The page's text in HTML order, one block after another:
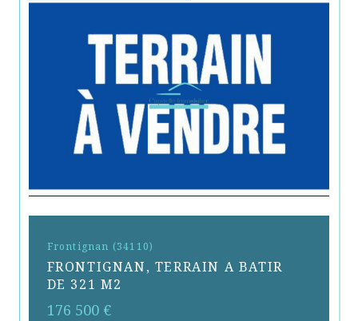
Frontignan (34110)
FRONTIGNAN, TERRAIN A BATIR
DE 321 M2
176 500 €